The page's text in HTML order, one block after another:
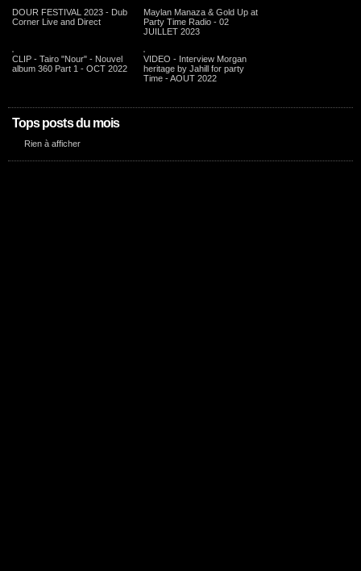
DOUR FESTIVAL 2023 - Dub
Corner Live and Direct
Maylan Manaza & Gold Up at
Party Time Radio - 02
JUILLET 2023
CLIP - Tairo "Nour" - Nouvel
album 360 Part 1 - OCT 2022
VIDEO - Interview Morgan
heritage by Jahill for party
Time - AOUT 2022
Tops posts du mois
Rien à afficher